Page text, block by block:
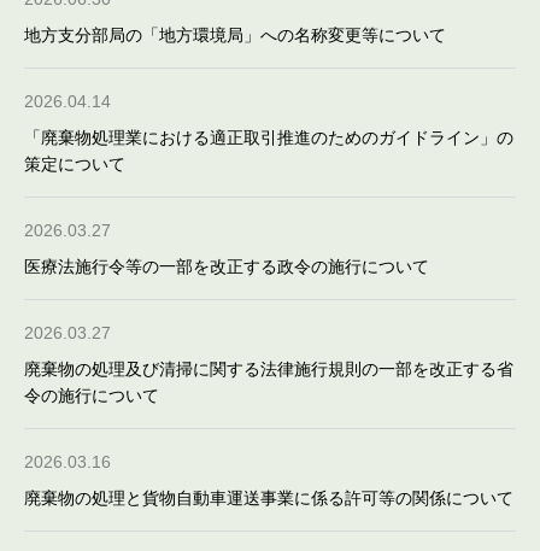
地方支分部局の「地方環境局」への名称変更等について
2026.04.14
「廃棄物処理業における適正取引推進のためのガイドライン」の
策定について
2026.03.27
医療法施行令等の一部を改正する政令の施行について
2026.03.27
廃棄物の処理及び清掃に関する法律施行規則の一部を改正する省
令の施行について
2026.03.16
廃棄物の処理と貨物自動車運送事業に係る許可等の関係について